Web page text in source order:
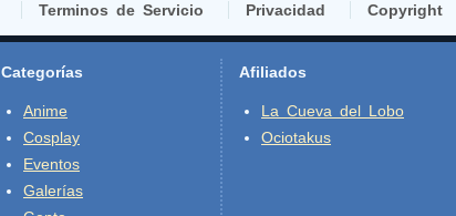
Terminos de Servicio Privacidad Copyright
Categorías
Anime
Cosplay
Eventos
Galerías
Afiliados
La Cueva del Lobo
Ociotakus